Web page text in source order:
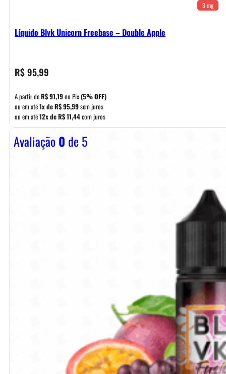
3 mg
Líquido Blvk Unicorn Freebase – Double Apple
R$95,99
A partir deR$91,19no Pix(5% OFF)
ou em até1x deR$95,99sem juros
ou em até12x deR$11,44com juros
Avaliação0 de 5